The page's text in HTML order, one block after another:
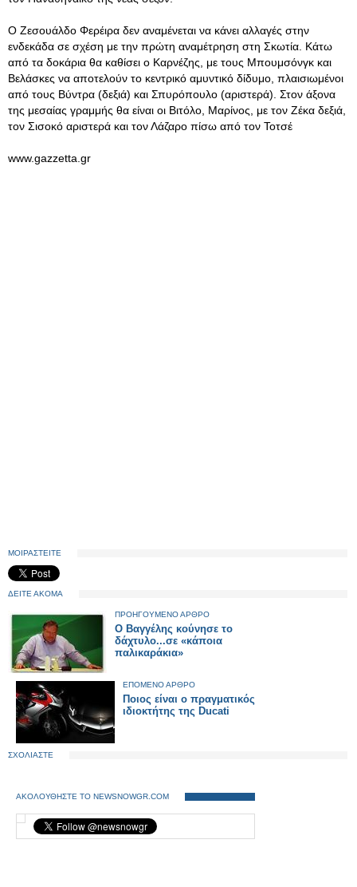
Ο Ζεσουάλδο Φερέιρα δεν αναμένεται να κάνει αλλαγές στην
ενδεκάδα σε σχέση με την πρώτη αναμέτρηση στη Σκωτία. Κάτω
από τα δοκάρια θα καθίσει ο Καρνέζης, με τους Μπουμσόνγκ και
Βελάσκες να αποτελούν το κεντρικό αμυντικό δίδυμο, πλαισιωμένοι
από τους Βύντρα (δεξιά) και Σπυρόπουλο (αριστερά). Στον άξονα
της μεσαίας γραμμής θα είναι οι Βιτόλο, Μαρίνος, με τον Ζέκα δεξιά,
τον Σισοκό αριστερά και τον Λάζαρο πίσω από τον Τοτσέ
www.gazzetta.gr
ΜΟΙΡΑΣΤΕΙΤΕ
ΔΕΙΤΕ ΑΚΟΜΑ
ΠΡΟΗΓΟΥΜΕΝΟ ΑΡΘΡΟ
Ο Βαγγέλης κούνησε το
δάχτυλο...σε «κάποια
παλικαράκια»
ΕΠΟΜΕΝΟ ΑΡΘΡΟ
Ποιος είναι ο πραγματικός
ιδιοκτήτης της Ducati
ΣΧΟΛΙΑΣΤΕ
ΑΚΟΛΟΥΘΗΣΤΕ ΤΟ NEWSNOWGR.COM